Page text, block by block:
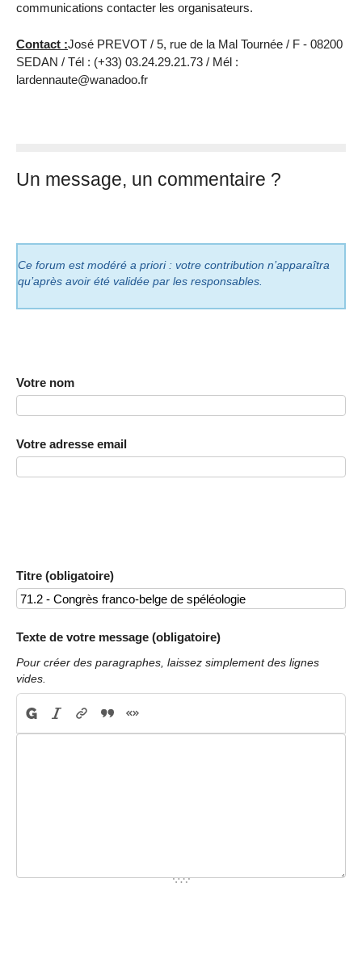
communications contacter les organisateurs.
Contact :José PREVOT / 5, rue de la Mal Tournée / F - 08200
SEDAN / Tél : (+33) 03.24.29.21.73 / Mél :
lardennaute@wanadoo.fr
Un message, un commentaire ?
Ce forum est modéré a priori : votre contribution n’apparaîtra
qu’après avoir été validée par les responsables.
Votre nom
Votre adresse email
Titre (obligatoire)
Texte de votre message (obligatoire)
Pour créer des paragraphes, laissez simplement des lignes
vides.